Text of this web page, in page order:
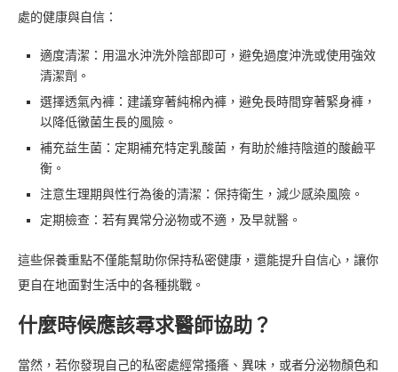
處的健康與自信：
適度清潔：用溫水沖洗外陰部即可，避免過度沖洗或使用強效
清潔劑。
選擇透氣內褲：建議穿著純棉內褲，避免長時間穿著緊身褲，
以降低黴菌生長的風險。
補充益生菌：定期補充特定乳酸菌，有助於維持陰道的酸鹼平
衡。
注意生理期與性行為後的清潔：保持衛生，減少感染風險。
定期檢查：若有異常分泌物或不適，及早就醫。
這些保養重點不僅能幫助你保持私密健康，還能提升自信心，讓你
更自在地面對生活中的各種挑戰。
什麼時候應該尋求醫師協助？
當然，若你發現自己的私密處經常搔癢、異味，或者分泌物顏色和